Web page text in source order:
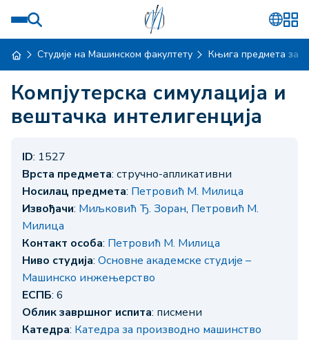
Студије на Машинском факултету Књига предмета за
Компјутерска симулација и
вештачка интелигенција
ID: 1527
Врста предмета: стручно-апликативни
Носилац предмета: Петровић М. Милица
Извођачи: Миљковић Ђ. Зоран, Петровић М.
Милица
Контакт особа: Петровић М. Милица
Ниво студија: Основне академске студије –
Машинско инжењерство
ЕСПБ: 6
Облик завршног испита: писмени
Катедра: Катедра за производно машинство